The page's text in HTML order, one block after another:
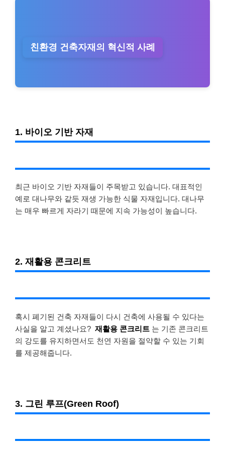
친환경 건축자재의 혁신적 사례
1. 바이오 기반 자재
최근 바이오 기반 자재들이 주목받고 있습니다. 대표적인
예로 대나무와 같듯 재생 가능한 식물 자재입니다. 대나무
는 매우 빠르게 자라기 때문에 지속 가능성이 높습니다.
2. 재활용 콘크리트
혹시 폐기된 건축 자재들이 다시 건축에 사용될 수 있다는
사실을 알고 계셨나요? 재활용 콘크리트 는 기존 콘크리트
의 강도를 유지하면서도 천연 자원을 절약할 수 있는 기회
를 제공해줍니다.
3. 그린 루프(Green Roof)